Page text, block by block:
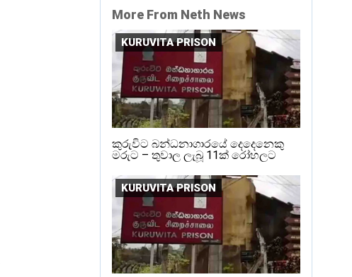
More From Neth News
KURUVITA PRISON
කුරුවිට බන්ධනාගාරයේ දෙදෙනෙකු
මරුට – තුවාල ලැබූ 11ක් රෝහලට
KURUVITA PRISON